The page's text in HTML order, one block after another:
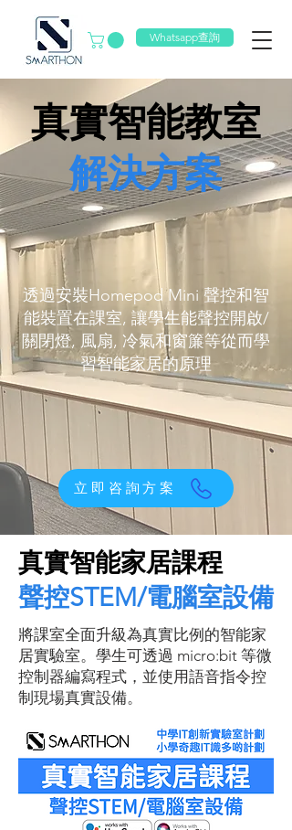
Whatsapp查詢
真實智能教室
解決方案
透過安裝Homepod Mini 聲控和智
能裝置在課室, 讓學生能聲控開啟/
關閉燈, 風扇, 冷氣和窗簾等從而學
習智能家居的原理
立即咨詢方案
真實智能家居課程
聲控STEM/電腦室設備
將課室全面升級為真實比例的智能家
居實驗室。學生可透過 micro:bit 等微
控制器編寫程式，並使用語音指令控
制現場真實設備。